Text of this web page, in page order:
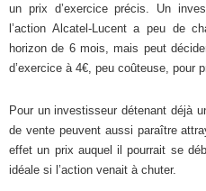
un prix d’exercice précis. Un
l’action Alcatel-Lucent a peu de
horizon de 6 mois, mais peut
d’exercice à 4€, peu coûteuse, pour
Pour un investisseur détenant déjà
de vente peuvent aussi paraître
effet un prix auquel il pourrait se
idéale si l’action venait à chuter.